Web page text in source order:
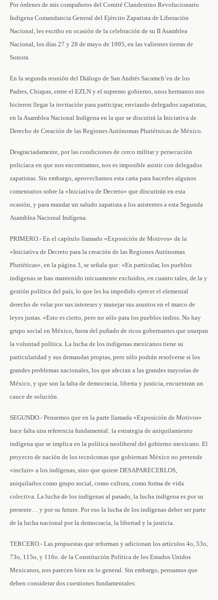
Por órdenes de mis compañeros del Comité Clandestino Revolucionario
Indígena Comandancia General del Ejército Zapatista de Liberación
Nacional, les escribo en ocasión de la celebración de su II Asamblea
Nacional, los días 27 y 28 de mayo de 1995, en las valientes tierras de
Sonora.
En la segunda reunión del Diálogo de San Andrés Sacamch’en de los
Padres, Chiapas, entre el EZLN y el supremo gobierno, unos hermanos nos
hicieron llegar la invitación para participar, enviando delegados zapatistas,
en la Asamblea Nacional Indígena en la que se discutirá la Iniciativa de
Derecho de Creación de las Regiones Autónomas Pluriétnicas de México.
Desgraciadamente, por las condiciones de cerco militar y persecución
policíaca en que nos encontramos, nos es imposible asistir con delegados
zapatistas. Sin embargo, aprovechamos esta carta para hacerles algunos
comentarios sobre la «Iniciativa de Decreto» que discutirán en esta
ocasión, y para mandar un saludo zapatista a los asistentes a esta Segunda
Asamblea Nacional Indígena.
PRIMERO.- En el capítulo llamado «Exposición de Motivos» de la
«Iniciativa de Decreto para la creación de las Regiones Autónomas
Pluriéticas», en la página 3, se señala que: «En particular, los pueblos
indígenas se han mantenido inicuamente excluidos, en cuanto tales, de la y
gestión política del país, lo que les ha impedido ejercer el elemental
derecho de velar por sus intereses y manejar sus asuntos en el marco de
leyes justas. «Esto es cierto, pero no sólo para los pueblos indios. No hay
grupo social en México, fuera del puñado de ricos gobernantes que usurpan
la voluntad política. La lucha de los indígenas mexicanos tiene su
particularidad y sus demandas propias, pero sólo podrán resolverse si los
grandes problemas nacionales, los que afectan a las grandes mayorías de
México, y que son la falta de democracia, liberta y justicia, encuentran un
cauce de solución.
SEGUNDO.- Pensemos que en la parte llamada «Exposición de Motivos»
hace falta una referencia fundamental: la estrategia de aniquilamiento
indígena que se implica en la política neoliberal del gobierno mexicano. El
proyecto de nación de los tecnócratas que gobiernan México no pretende
«incluir» a los indígenas, sino que quiere DESAPARECERLOS,
aniquilarlos como grupo social, como cultura, como forma de vida
colectiva. La lucha de los indígenas al pasado, la lucha indígena es por su
presente… y por su futuro. Por eso la lucha de los indígenas deber ser parte
de la lucha nacional por la democracia, la libertad y la justicia.
TERCERO.- Las propuestas que reforman y adicionan los artículos 4o, 53o,
73o, 115o, y 116o. de la Constitución Política de los Estados Unidos
Mexicanos, nos parecen bien en lo general. Sin embargo, pensamos que
deben considerar dos cuestiones fundamentales: